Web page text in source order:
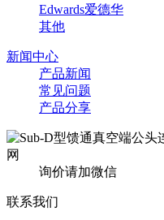
Edwards爱德华
其他
新闻中心
产品新闻
常见问题
产品分享
询价请加微信
联系我们